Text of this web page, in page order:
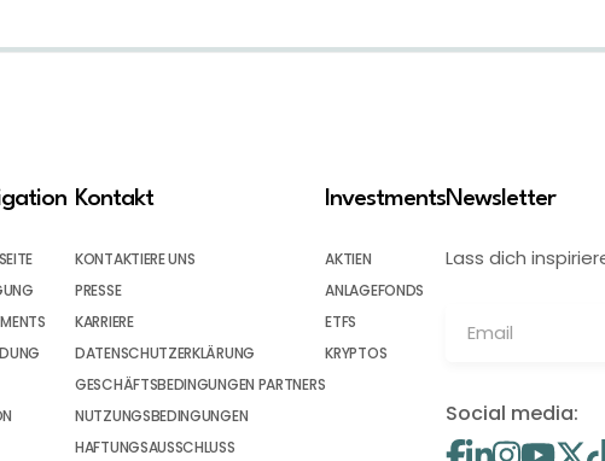
Kontakt
KONTAKTIERE UNS
PRESSE
KARRIERE
DATENSCHUTZERKLÄRUNG
GESCHÄFTSBEDINGUNGEN PARTNERS
NUTZUNGSBEDINGUNGEN
HAFTUNGSAUSSCHLUSS
Investments
AKTIEN
ANLAGEFONDS
ETFS
KRYPTOS
Newsletter
Lass dich
Social media: